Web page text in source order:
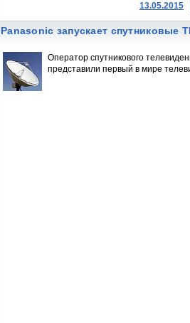
13.05.2015
Panasonic запускает
Оператор спутникового
представили первый в мире